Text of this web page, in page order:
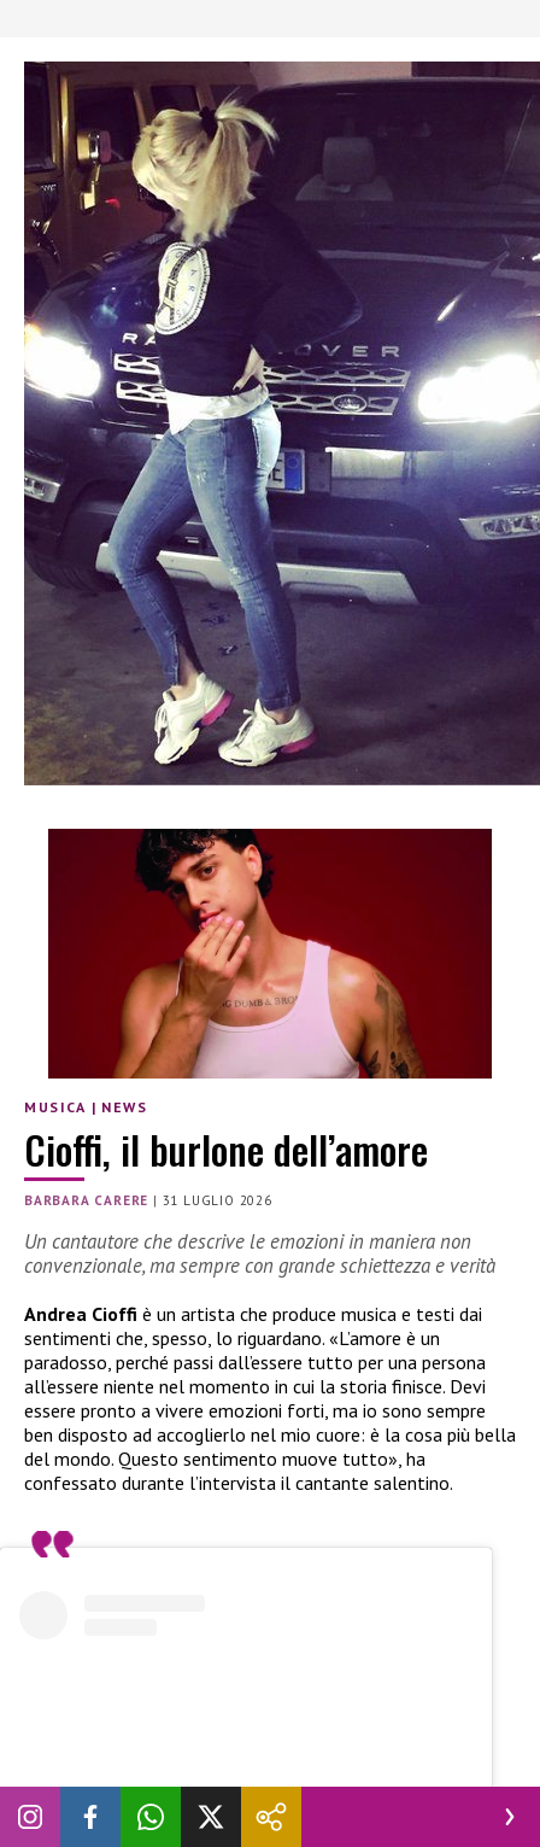
MUSICA | NEWS
Cioffi, il burlone dell’amore
BARBARA CARERE | 31 LUGLIO 2026
Un cantautore che descrive le emozioni in maniera non
convenzionale, ma sempre con grande schiettezza e verità
Andrea Cioffi è un artista che produce musica e testi dai
sentimenti che, spesso, lo riguardano. «L’amore è un
paradosso, perché passi dall’essere tutto per una persona
all’essere niente nel momento in cui la storia finisce. Devi
essere pronto a vivere emozioni forti, ma io sono sempre
ben disposto ad accoglierlo nel mio cuore: è la cosa più bella
del mondo. Questo sentimento muove tutto», ha
confessato durante l’intervista il cantante salentino.